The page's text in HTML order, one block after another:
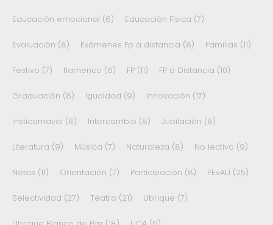
Educación emocional (6) Educación Física (7)
Evaluación (8) Exámenes Fp a distancia (8) Familias (11)
Festivo (7) flamenco (6) FP (11) FP a Distancia (10)
Graduación (8) Igualdad (9) Innovación (17)
Insticarnaval (8) Intercambio (8) Jubilación (8)
Literatura (9) Música (7) Naturaleza (8) No lectivo (9)
Notas (11) Orientación (7) Participación (8) PEvAU (25)
Selectividad (27) Teatro (21) Ubrique (7)